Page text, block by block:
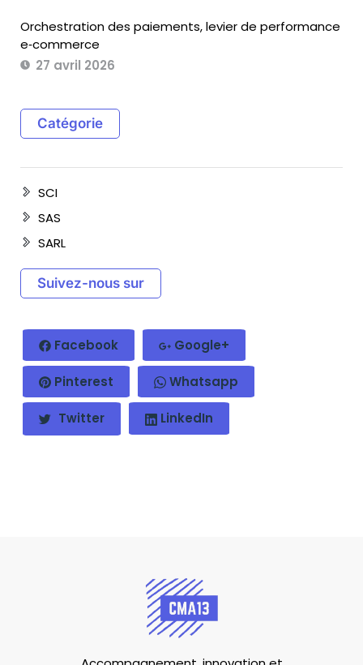
Orchestration des paiements, levier de performance
e‑commerce
27 avril 2026
Catégorie
SCI
SAS
SARL
Suivez-nous sur
Facebook Google+
Pinterest Whatsapp
Twitter LinkedIn